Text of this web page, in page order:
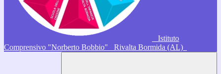
Istituto
Comprensivo "Norberto Bobbio"
Rivalta Bormida (AL)